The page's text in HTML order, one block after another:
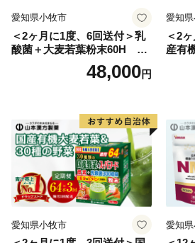
愛知県小牧市
＜2ヶ月に1度、6回送付＞乳
酸菌＋大麦若葉粉末60H 山
48,000円
愛知
＜2
産有
菜
愛知県小牧市 愛知